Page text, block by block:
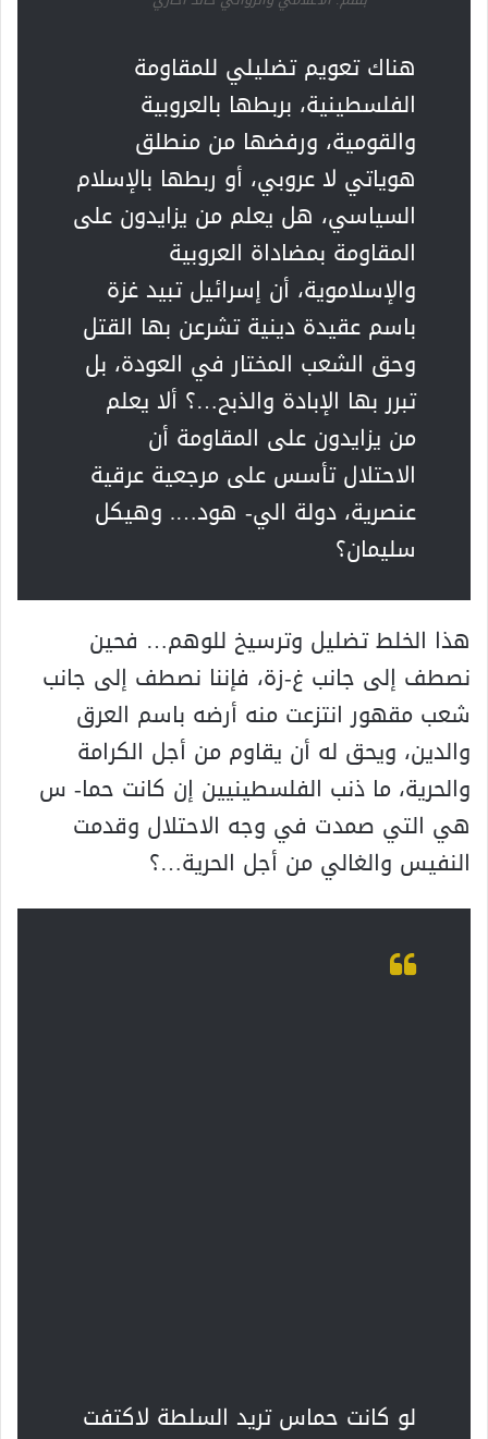
هناك تعويم تضليلي للمقاومة
الفلسطينية، بربطها بالعروبية
والقومية، ورفضها من منطلق
هوياتي لا عروبي، أو ربطها بالإسلام
السياسي، هل يعلم من يزايدون على
المقاومة بمضاداة العروبية
والإسلاموية، أن إسرائيل تبيد غزة
باسم عقيدة دينية تشرعن بها القتل
وحق الشعب المختار في العودة، بل
تبرر بها الإبادة والذبح…؟ ألا يعلم
من يزايدون على المقاومة أن
الاحتلال تأسس على مرجعية عرقية
عنصرية، دولة الي- هود…. وهيكل
سليمان؟
هذا الخلط تضليل وترسيخ للوهم… فحين
نصطف إلى جانب غ-زة، فإننا نصطف إلى جانب
شعب مقهور انتزعت منه أرضه باسم العرق
والدين، ويحق له أن يقاوم من أجل الكرامة
والحرية، ما ذنب الفلسطينيين إن كانت حما- س
هي التي صمدت في وجه الاحتلال وقدمت
النفيس والغالي من أجل الحرية…؟
لو كانت حماس تريد السلطة لاكتفت